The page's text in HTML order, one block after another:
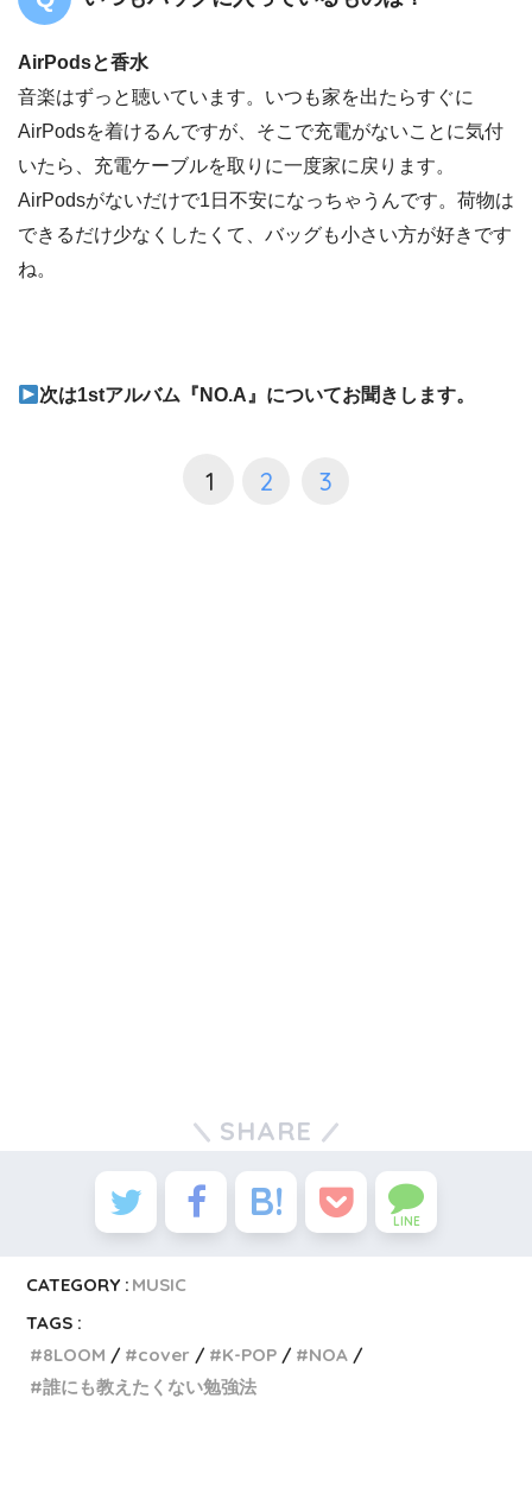
AirPodsと香水
音楽はずっと聴いています。いつも家を出たらすぐに
AirPodsを着けるんですが、そこで充電がないことに気付
いたら、充電ケーブルを取りに一度家に戻ります。
AirPodsがないだけで1日不安になっちゃうんです。荷物は
できるだけ少なくしたくて、バッグも小さい方が好きです
ね。
次は1stアルバム『NO.A』についてお聞きします。
1 2 3
SHARE
LINE
CATEGORY : MUSIC
TAGS :
8LOOM
cover K-POP
NOA
誰にも教えたくない勉強法